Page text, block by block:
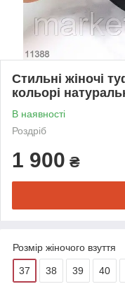
Стильні жіночі
кольорі
В наявності
Роздріб
1 900 ₴
Розмір жіночого взуття
37 38 39 40